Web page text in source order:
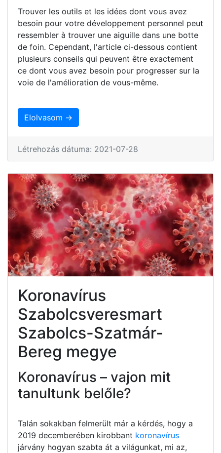
Trouver les outils et les idées dont vous avez
besoin pour votre développement personnel peut
ressembler à trouver une aiguille dans une botte
de foin. Cependant, l'article ci-dessous contient
plusieurs conseils qui peuvent être exactement
ce dont vous avez besoin pour progresser sur la
voie de l'amélioration de vous-même.
Elolvasom →
Létrehozás dátuma: 2021-07-28
Koronavírus
Szabolcsveresmart
Szabolcs-Szatmár-
Bereg megye
Koronavírus – vajon mit
tanultunk belőle?
Talán sokakban felmerült már a kérdés, hogy a
2019 decemberében kirobbant koronavírus
járvány hogyan szabta át a világunkat, mi az,